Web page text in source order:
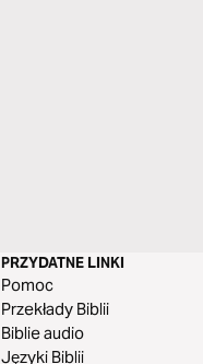
PRZYDATNE LINKI
Pomoc
Przekłady Biblii
Biblie audio
Języki Biblii